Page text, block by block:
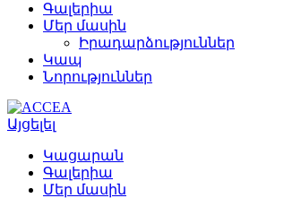
Գալերիա
Մեր մասին
Իրադարձություններ
Կապ
Նորություններ
Այցելել
Կացարան
Գալերիա
Մեր մասին